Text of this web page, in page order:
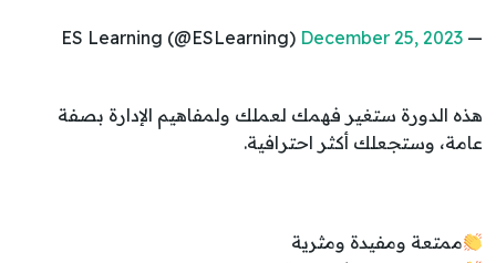
— ES Learning (@ESLearning)
December 25, 2023
هذه الدورة ستغير فهمك لعملك ولمفاهيم الإدارة بصفة
عامة، وستجعلك أكثر احترافية.
ممتعة ومفيدة ومثرية